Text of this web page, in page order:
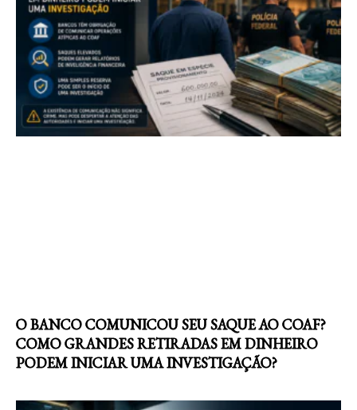
O BANCO COMUNICOU SEU SAQUE AO COAF?
COMO GRANDES RETIRADAS EM DINHEIRO
PODEM INICIAR UMA INVESTIGAÇÃO?